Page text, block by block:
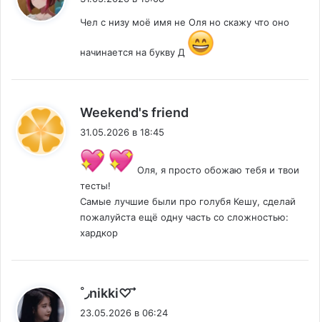
Чел с низу моё имя не Оля но скажу что оно
начинается на букву Д
Weekend's friend
31.05.2026 в 18:45
Оля, я просто обожаю тебя и твои
тесты!
Самые лучшие были про голубя Кешу, сделай
пожалуйста ещё одну часть со сложностью:
хардкор
˚◞nikki♡ ⃗:
23.05.2026 в 06:24